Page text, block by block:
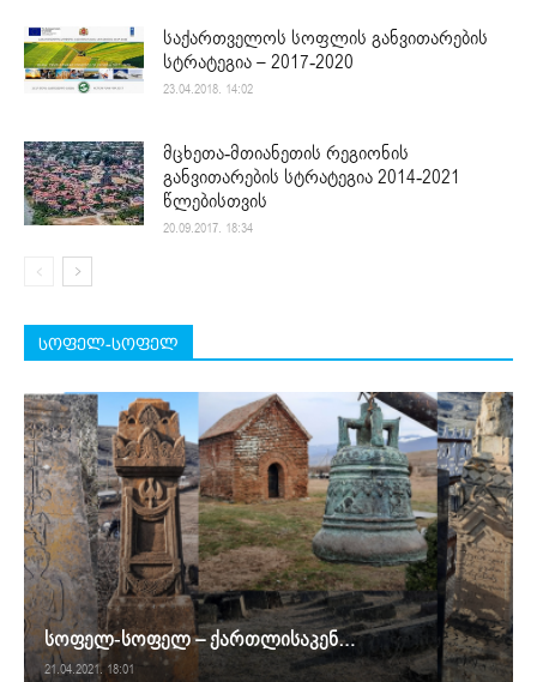
საქართველოს სოფლის განვითარების
სტრატეგია – 2017-2020
23.04.2018. 14:02
მცხეთა-მთიანეთის რეგიონის
განვითარების სტრატეგია 2014-2021
წლებისთვის
20.09.2017. 18:34
სოფელ-სოფელ
სოფელ-სოფელ – ქართლისაკენ…
21.04.2021. 18:01